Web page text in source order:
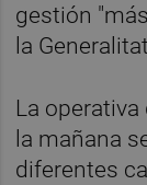
gestión
la
La
la mañana
diferentes